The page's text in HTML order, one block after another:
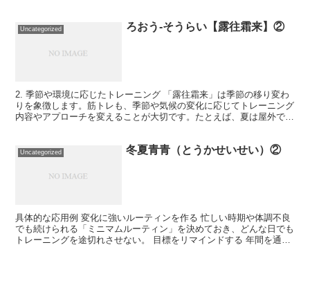
Uncategorized ろおう-そうらい【露往霜来】②
2. 季節や環境に応じたトレーニング 「露往霜来」は季節の移り変わ
りを象徴します。筋トレも、季節や気候の変化に応じてトレーニング
内容やアプローチを変えることが大切です。たとえば、夏は屋外で有
Uncategorized 冬夏青青（とうかせいせい）②
具体的な応用例 変化に強いルーティンを作る 忙しい時期や体調不良
でも続けられる「ミニマムルーティン」を決めておき、どんな日でも
トレーニングを途切れさせない。 目標をリマインドする 年間を通じ